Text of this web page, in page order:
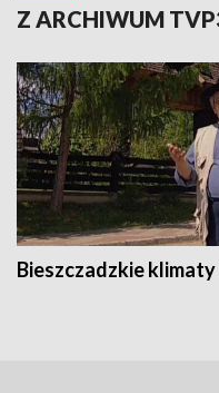
Z ARCHIWUM
Bieszczadzkie klimaty